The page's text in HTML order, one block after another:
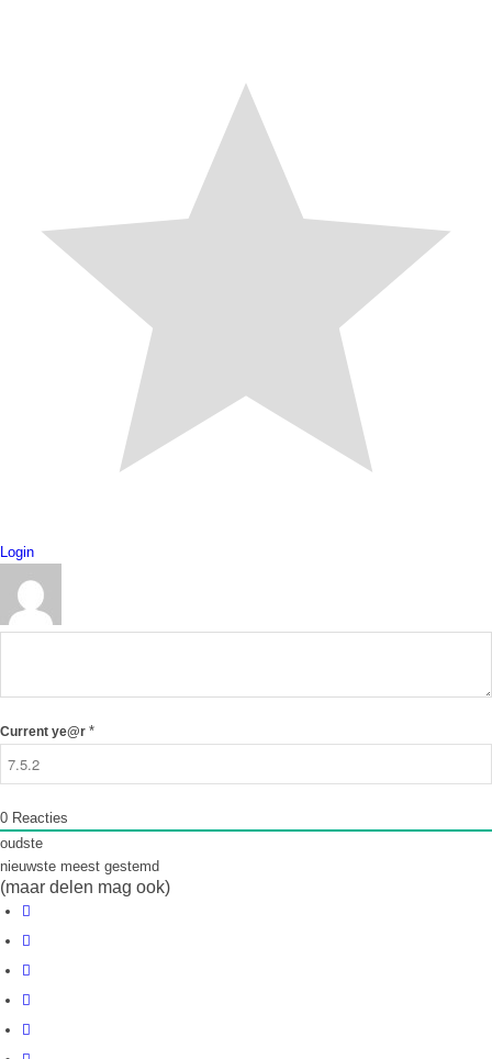
Login
Current ye@r *
0 Reacties
oudste
nieuwste meest gestemd
(maar delen mag ook)